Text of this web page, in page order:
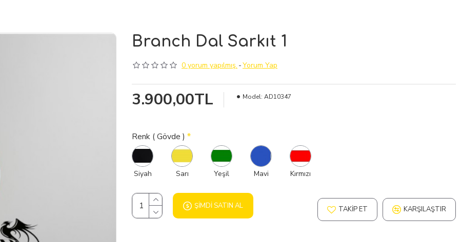
Branch Dal Sarkıt 1
0 yorum yapılmış. -Yorum Yap
3.900,00TL Model: AD10347
Renk ( Gövde )
Siyah Sarı Yeşil Mavi Kırmızı
ŞIMDI SATIN AL TAKIP ET KARŞILAŞTIR